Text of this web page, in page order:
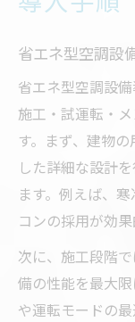
省エネ型空調設
省エネ型空調設
施工・試運転・
す。まず、建物
した詳細な設計
ます。例えば、
コンの採用が効果
次に、施工段階
備の性能を最大
や運転モードの